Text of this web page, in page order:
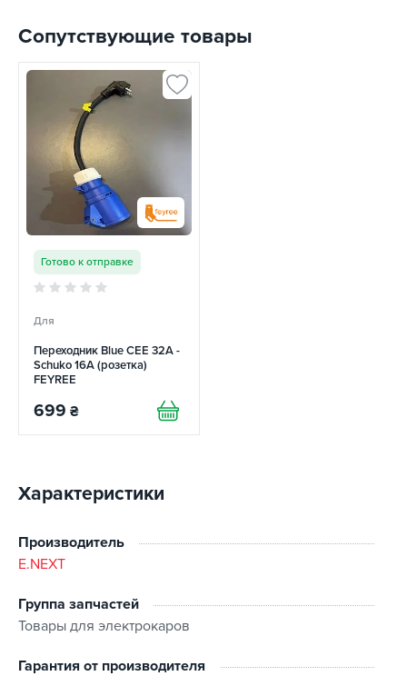
Сопутствующие товары
Готово к отправке
Для
Переходник Blue CEE 32A -
Schuko 16A (розетка)
FEYREE
699 ₴
Характеристики
Производитель
E.NEXT
Группа запчастей
Товары для электрокаров
Гарантия от производителя